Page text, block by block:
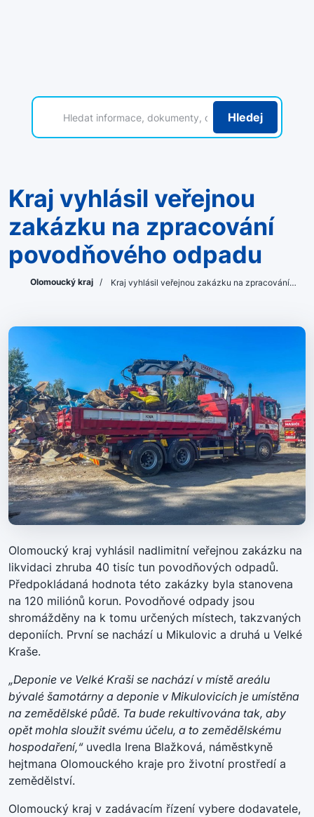
Hledej
Kraj vyhlásil veřejnou
zakázku na zpracování
povodňového odpadu
Olomoucký kraj / Kraj vyhlásil veřejnou zakázku na zpracování…
Olomoucký kraj vyhlásil nadlimitní veřejnou zakázku na
likvidaci zhruba 40 tisíc tun povodňových odpadů.
Předpokládaná hodnota této zakázky byla stanovena
na 120 miliónů korun. Povodňové odpady jsou
shromážděny na k tomu určených místech, takzvaných
deponiích. První se nachází u Mikulovic a druhá u Velké
Kraše.
„Deponie ve Velké Kraši se nachází v místě areálu
bývalé šamotárny a deponie v Mikulovicích je umístěna
na zemědělské půdě. Ta bude rekultivována tak, aby
opět mohla sloužit svému účelu, a to zemědělskému
hospodaření,“uvedla Irena Blažková, náměstkyně
hejtmana Olomouckého kraje pro životní prostředí a
zemědělství.
Olomoucký kraj v zadávacím řízení vybere dodavatele,